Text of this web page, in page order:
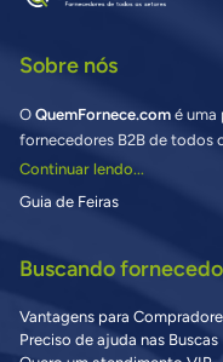
Sobre nós
O QuemFornece.com é uma
fornecedores B2B de todos
Continuar lendo...
Guia de Feiras
Buscando
Vantagens para
Preciso de ajuda nas Buscas